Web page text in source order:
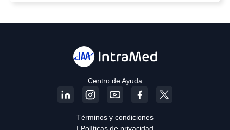
Centro de Ayuda
Términos y condiciones